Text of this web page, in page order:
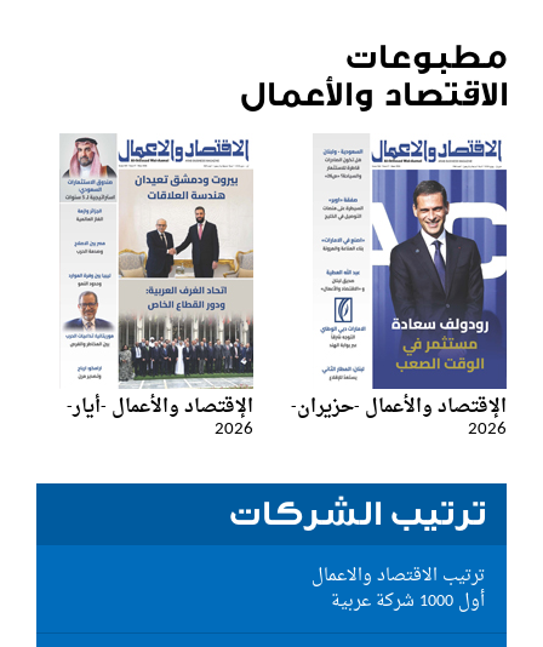
مطبوعات
الاقتصاد والأعمال
الإقتصاد والأعمال -حزيران-
2026
الإقتصاد والأعمال -أيار-
2026
ترتيب الشركات
ترتيب الاقتصاد والاعمال
أول 1000 شركة عربية